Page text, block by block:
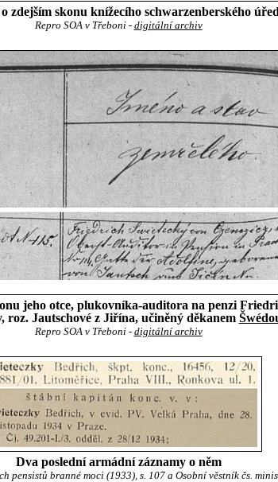
skonu knížecího schwarzenberského
Repro SOA v Třeboni - digitální archiv
jeho otce, plukovníka-auditora na penzi
roz. Jautschové z Jiřína, učiněný děkanem
Repro SOA v Třeboni - digitální archiv
Dva poslední armádní záznamy o něm
pensistů branné moci (1933), s. 107 a Osobní věstník čs.